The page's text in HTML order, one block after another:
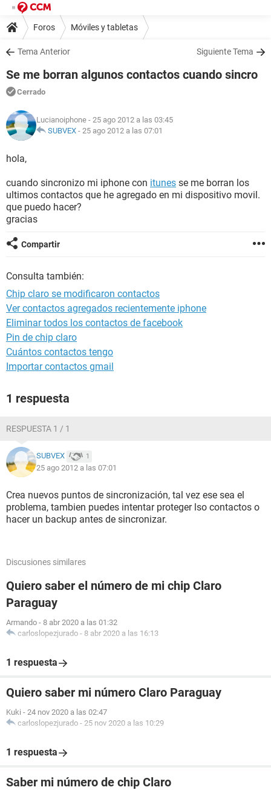
Foros Móviles y tabletas
Tema Anterior Siguiente Tema
Se me borran algunos contactos cuando sincro
Cerrado
Lucianoiphone - 25 ago 2012 a las 03:45
SUBVEX - 25 ago 2012 a las 07:01
hola,
cuando sincronizo mi iphone con itunes se me borran los
ultimos contactos que he agregado en mi dispositivo movil.
que puedo hacer?
gracias
Compartir
Consulta también:
Chip claro se modificaron contactos
Ver contactos agregados recientemente iphone
Eliminar todos los contactos de facebook
Pin de chip claro
Cuántos contactos tengo
Importar contactos gmail
1 respuesta
RESPUESTA 1 / 1
SUBVEX 1
25 ago 2012 a las 07:01
Crea nuevos puntos de sincronización, tal vez ese sea el
problema, tambien puedes intentar proteger lso contactos o
hacer un backup antes de sincronizar.
Discusiones similares
Quiero saber el número de mi chip Claro
Paraguay
Armando - 8 abr 2020 a las 01:32
carloslopezjurado - 8 abr 2020 a las 16:13
1 respuesta
Quiero saber mi número Claro Paraguay
Kuki - 24 nov 2020 a las 02:47
carloslopezjurado - 25 nov 2020 a las 10:29
1 respuesta
Saber mi número de chip Claro